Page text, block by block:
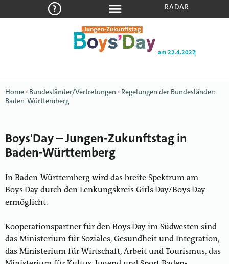
am 22.4.2027|
RADAR
Home › Bundesländer/Vertretungen › Regelungen der Bundesländer:
Baden-Württemberg
Boys'Day – Jungen-Zukunftstag in
Baden-Württemberg
In Baden-Württemberg wird das breite Spektrum am
Boys'Day durch den Lenkungskreis Girls'Day/Boys'Day
ermöglicht.
Kooperationspartner für den Boys'Day im Südwesten sind
das Ministerium für Soziales, Gesundheit und Integration,
das Ministerium für Wirtschaft, Arbeit und Tourismus, das